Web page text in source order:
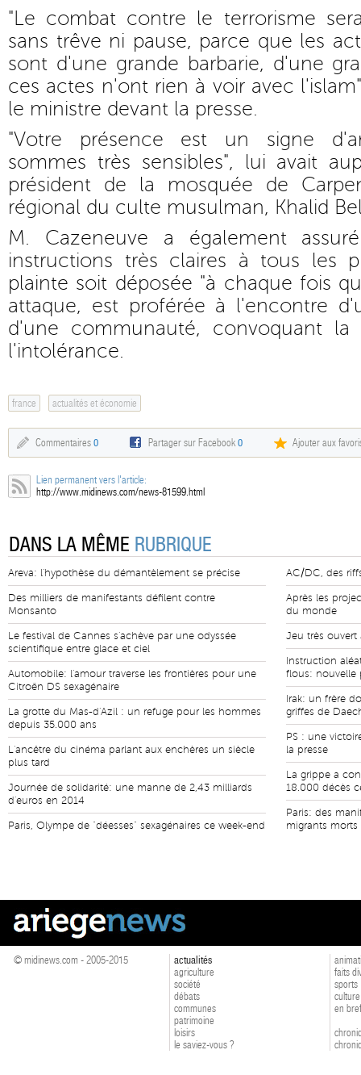
"Le combat contre le terrorisme
sans trêve ni pause, parce que les
sont d'une grande barbarie, d'une
ces actes n'ont rien à voir avec
le ministre devant la presse.
"Votre présence est un signe
sommes très sensibles", lui avait
président de la mosquée de
régional du culte musulman, Khalid
M. Cazeneuve a également
instructions très claires à tous les
plainte soit déposée "à chaque fois
attaque, est proférée à l'encontre
d'une communauté, convoquant
l'intolérance.
france actualités et économie
Commentaires 0 Partager sur Facebook0 Ajouter aux
Lien permanent vers l'article:
http://www.midinews.com/news-81599.html
DANS LA MÊME RUBRIQUE
Areva: l'hypothèse du démantèlement se précise
Des milliers de manifestants défilent contre
Monsanto
Le festival de Cannes s'achève par une odyssée
scientifique entre glace et ciel
Automobile: l'amour traverse les frontières pour une
Citroën DS sexagénaire
La grotte du Mas-d'Azil : un refuge pour les hommes
depuis 35.000 ans
L'ancêtre du cinéma parlant aux enchères un siècle
plus tard
Journée de solidarité: une manne de 2,43 milliards
d'euros en 2014
Paris, Olympe de "déesses" sexagénaires ce week-end
AC/DC, des
Après les
du monde
Jeu très ouvert
Instruction
flous: nouvelle
Irak: un frère
griffes de
PS : une
la presse
La grippe a
18.000 décès
Paris: des
migrants morts
© midinews.com - 2005-2015
actualités
agriculture
société
débats
communes
patrimoine
loisirs
le saviez-vous ?
faits
sports
culture
en bref